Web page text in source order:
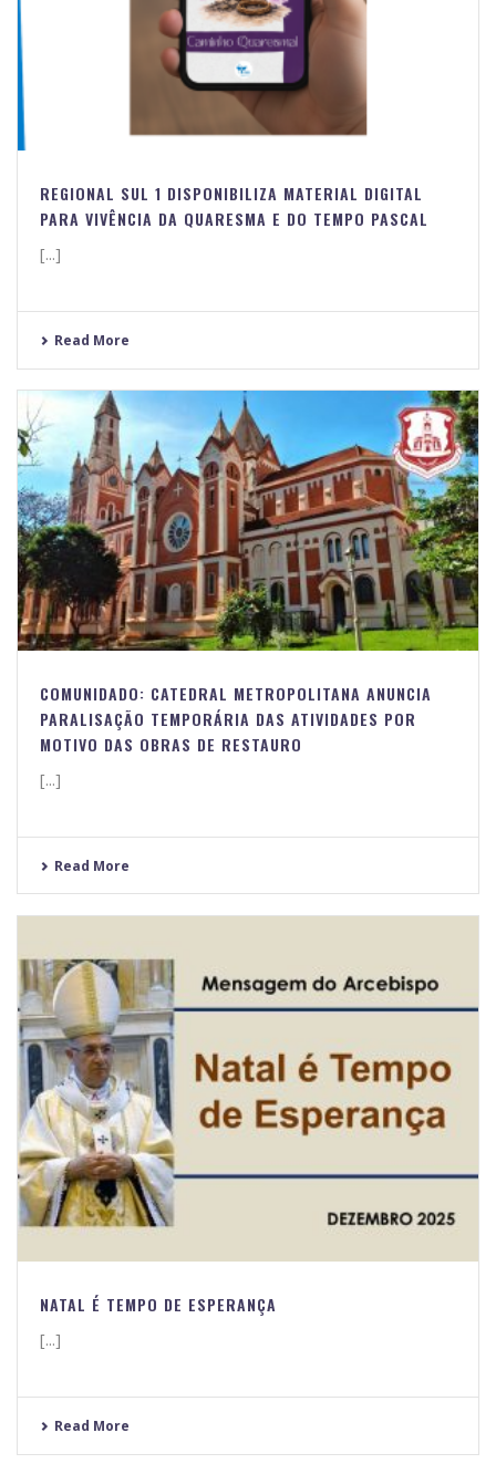
REGIONAL SUL 1 DISPONIBILIZA MATERIAL DIGITAL
PARA VIVÊNCIA DA QUARESMA E DO TEMPO PASCAL
[...]
Read More
COMUNIDADO: CATEDRAL METROPOLITANA ANUNCIA
PARALISAÇÃO TEMPORÁRIA DAS ATIVIDADES POR
MOTIVO DAS OBRAS DE RESTAURO
[...]
Read More
NATAL É TEMPO DE ESPERANÇA
[...]
Read More